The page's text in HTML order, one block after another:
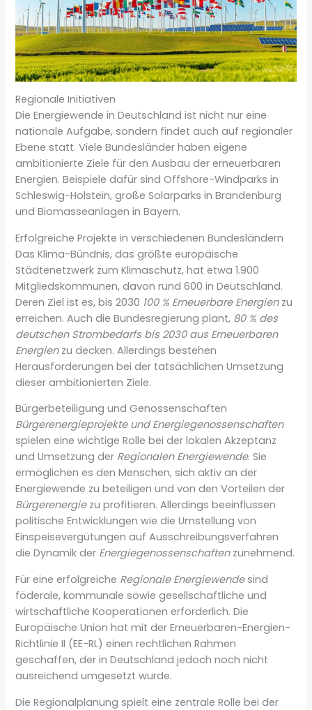
Regionale Initiativen
Die Energiewende in Deutschland ist nicht nur eine
nationale Aufgabe, sondern findet auch auf regionaler
Ebene statt. Viele Bundesländer haben eigene
ambitionierte Ziele für den Ausbau der erneuerbaren
Energien. Beispiele dafür sind Offshore-Windparks in
Schleswig-Holstein, große Solarparks in Brandenburg
und Biomasseanlagen in Bayern.
Erfolgreiche Projekte in verschiedenen Bundesländern
Das Klima-Bündnis, das größte europäische
Städtenetzwerk zum Klimaschutz, hat etwa 1.900
Mitgliedskommunen, davon rund 600 in Deutschland.
Deren Ziel ist es, bis 2030 100 % Erneuerbare Energienzu
erreichen. Auch die Bundesregierung plant, 80 % des
deutschen Strombedarfs bis 2030 aus Erneuerbaren
Energienzu decken. Allerdings bestehen
Herausforderungen bei der tatsächlichen Umsetzung
dieser ambitionierten Ziele.
Bürgerbeteiligung und Genossenschaften
Bürgerenergieprojekte und Energiegenossenschaften
spielen eine wichtige Rolle bei der lokalen Akzeptanz
und Umsetzung der Regionalen Energiewende. Sie
ermöglichen es den Menschen, sich aktiv an der
Energiewende zu beteiligen und von den Vorteilen der
Bürgerenergiezu profitieren. Allerdings beeinflussen
politische Entwicklungen wie die Umstellung von
Einspeisevergütungen auf Ausschreibungsverfahren
die Dynamik der Energiegenossenschaftenzunehmend.
Für eine erfolgreiche Regionale Energiewendesind
föderale, kommunale sowie gesellschaftliche und
wirtschaftliche Kooperationen erforderlich. Die
Europäische Union hat mit der Erneuerbaren-Energien-
Richtlinie II (EE-RL) einen rechtlichen Rahmen
geschaffen, der in Deutschland jedoch noch nicht
ausreichend umgesetzt wurde.
Die Regionalplanung spielt eine zentrale Rolle bei der